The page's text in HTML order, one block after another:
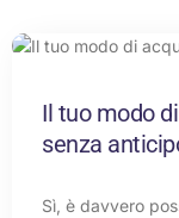
Il tuo modo
senza
Sì, è davvero